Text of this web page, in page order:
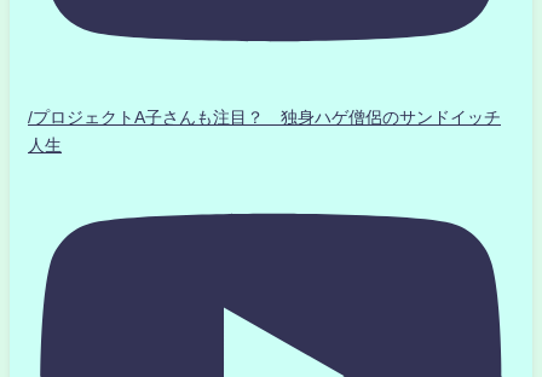
/プロジェクトA子さんも注目？ 独身ハゲ僧侶のサンドイッチ
人生